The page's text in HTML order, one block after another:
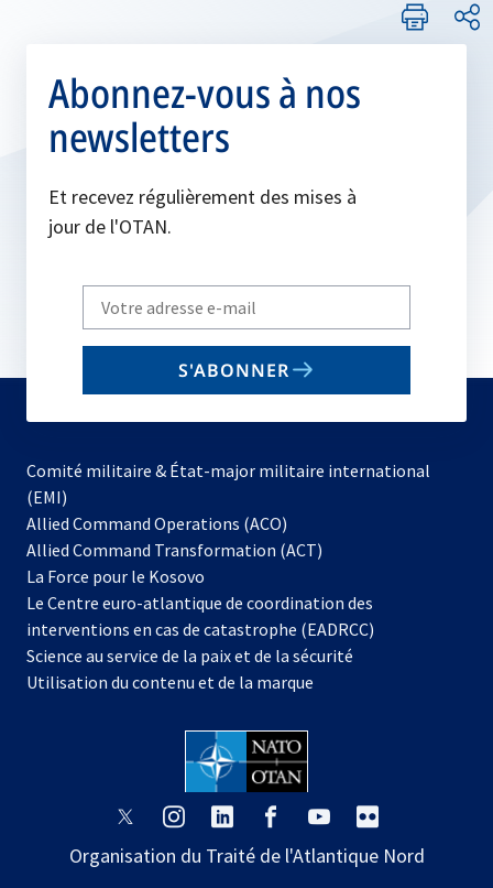
Abonnez-vous à nos
newsletters
Et recevez régulièrement des mises à
jour de l'OTAN.
Write
your
email
S'ABONNER
Comité militaire & État-major militaire international
(EMI)
Allied Command Operations (ACO)
dans
nouvel
onglet
Allied Command Transformation (ACT)
La Force pour le Kosovo
dans
un
nouvel
onglet
Le Centre euro-atlantique de coordination des
interventions en cas de catastrophe (EADRCC)
Science au service de la paix et de la sécurité
Utilisation du contenu et de la marque
s’ouvre
un
s’ouvre
un
s’ouvre
un
s’ouvre
un
s’ouvre
un
un
Organisation du Traité de l'Atlantique Nord